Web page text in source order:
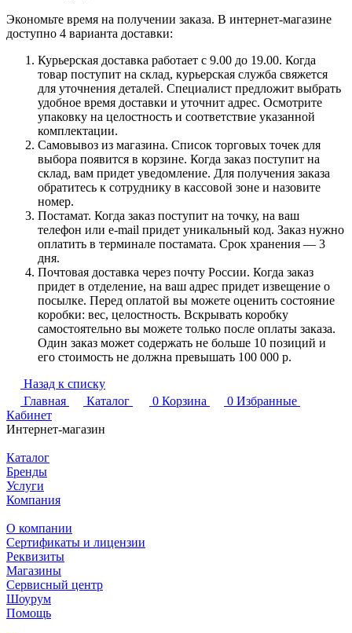
Экономьте время на получении заказа. В интернет-магазине
доступно 4 варианта доставки:
Курьерская доставка работает с 9.00 до 19.00. Когда
товар поступит на склад, курьерская служба свяжется
для уточнения деталей. Специалист предложит выбрать
удобное время доставки и уточнит адрес. Осмотрите
упаковку на целостность и соответствие указанной
комплектации.
Самовывоз из магазина. Список торговых точек для
выбора появится в корзине. Когда заказ поступит на
склад, вам придет уведомление. Для получения заказа
обратитесь к сотруднику в кассовой зоне и назовите
номер.
Постамат. Когда заказ поступит на точку, на ваш
телефон или e-mail придет уникальный код. Заказ нужно
оплатить в терминале постамата. Срок хранения — 3
дня.
Почтовая доставка через почту России. Когда заказ
придет в отделение, на ваш адрес придет извещение о
посылке. Перед оплатой вы можете оценить состояние
коробки: вес, целостность. Вскрывать коробку
самостоятельно вы можете только после оплаты заказа.
Один заказ может содержать не больше 10 позиций и
его стоимость не должна превышать 100 000 р.
Назад к списку
Главная
Каталог 0 Корзина 0 Избранные
Кабинет
Интернет-магазин
Каталог
Бренды
Услуги
Компания
О компании
Сертификаты и лицензии
Реквизиты
Магазины
Сервисный центр
Шоурум
Помощь